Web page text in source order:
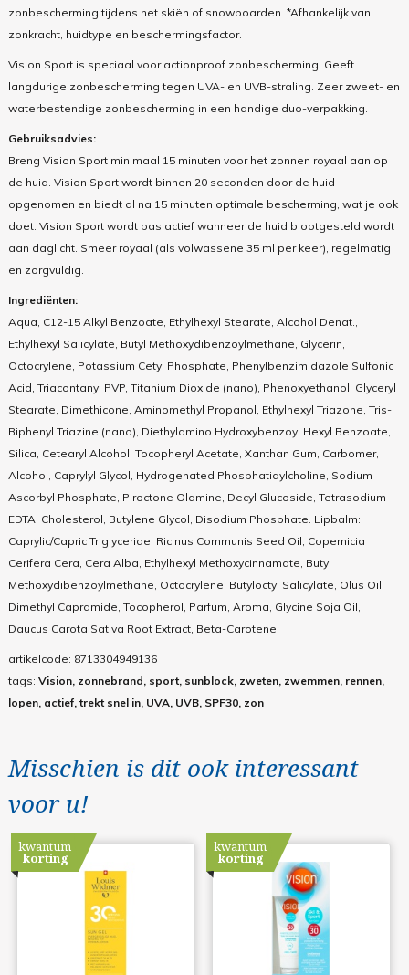
zonbescherming tijdens het skiën of snowboarden. *Afhankelijk van
zonkracht, huidtype en beschermingsfactor.
Vision Sport is speciaal voor actionproof zonbescherming. Geeft
langdurige zonbescherming tegen UVA- en UVB-straling. Zeer zweet- en
waterbestendige zonbescherming in een handige duo-verpakking.
Gebruiksadvies:
Breng Vision Sport minimaal 15 minuten voor het zonnen royaal aan op
de huid. Vision Sport wordt binnen 20 seconden door de huid
opgenomen en biedt al na 15 minuten optimale bescherming, wat je ook
doet. Vision Sport wordt pas actief wanneer de huid blootgesteld wordt
aan daglicht. Smeer royaal (als volwassene 35 ml per keer), regelmatig
en zorgvuldig.
Ingrediënten:
Aqua, C12-15 Alkyl Benzoate, Ethylhexyl Stearate, Alcohol Denat.,
Ethylhexyl Salicylate, Butyl Methoxydibenzoylmethane, Glycerin,
Octocrylene, Potassium Cetyl Phosphate, Phenylbenzimidazole Sulfonic
Acid, Triacontanyl PVP, Titanium Dioxide (nano), Phenoxyethanol, Glyceryl
Stearate, Dimethicone, Aminomethyl Propanol, Ethylhexyl Triazone, Tris-
Biphenyl Triazine (nano), Diethylamino Hydroxybenzoyl Hexyl Benzoate,
Silica, Cetearyl Alcohol, Tocopheryl Acetate, Xanthan Gum, Carbomer,
Alcohol, Caprylyl Glycol, Hydrogenated Phosphatidylcholine, Sodium
Ascorbyl Phosphate, Piroctone Olamine, Decyl Glucoside, Tetrasodium
EDTA, Cholesterol, Butylene Glycol, Disodium Phosphate. Lipbalm:
Caprylic/Capric Triglyceride, Ricinus Communis Seed Oil, Copernicia
Cerifera Cera, Cera Alba, Ethylhexyl Methoxycinnamate, Butyl
Methoxydibenzoylmethane, Octocrylene, Butyloctyl Salicylate, Olus Oil,
Dimethyl Capramide, Tocopherol, Parfum, Aroma, Glycine Soja Oil,
Daucus Carota Sativa Root Extract, Beta-Carotene.
artikelcode: 8713304949136
tags: Vision, zonnebrand, sport, sunblock, zweten, zwemmen, rennen,
lopen, actief, trekt snel in, UVA, UVB, SPF30, zon
Misschien is dit ook interessant
voor u!
kwantum
korting
kwantum
korting